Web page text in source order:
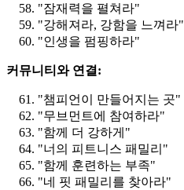
"잠재력을 펼쳐라"
"강해져라, 강함을 느껴라"
"인생을 펌핑하라"
커뮤니티와 연결:
"챔피언이 만들어지는 곳"
"무브먼트에 참여하라"
"함께 더 강하게"
"너의 피트니스 패밀리"
"함께 훈련하는 부족"
"네 핏 패밀리를 찾아라"